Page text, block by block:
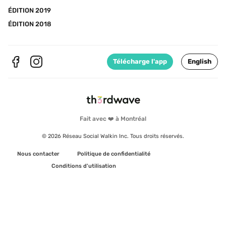
Fait avec ❤️ à Montréal
© 2026 Réseau Social Walkin Inc. Tous droits réservés.
Nous contacter
Politique de confidentialité
Conditions d'utilisation
ÉDITION 2019
ÉDITION 2018
Télécharge l'app English